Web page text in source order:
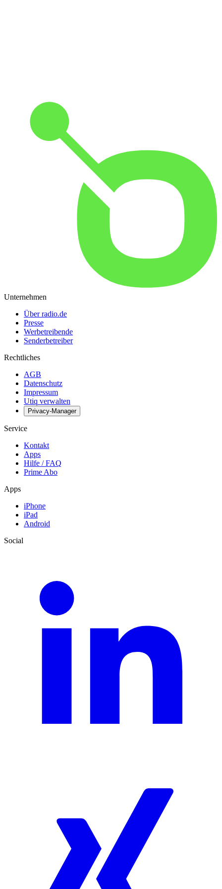
Unternehmen
Über radio.de
Presse
Werbetreibende
Senderbetreiber
Rechtliches
AGB
Datenschutz
Impressum
Utiq verwalten
Privacy-Manager
Service
Kontakt
Apps
Hilfe / FAQ
Prime Abo
Apps
iPhone
iPad
Android
Social